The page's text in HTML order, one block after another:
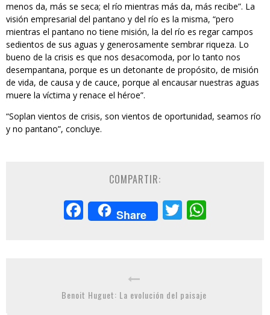
menos da, más se seca; el río mientras más da, más recibe”. La
visión empresarial del pantano y del río es la misma, “pero
mientras el pantano no tiene misión, la del río es regar campos
sedientos de sus aguas y generosamente sembrar riqueza. Lo
bueno de la crisis es que nos desacomoda, por lo tanto nos
desempantana, porque es un detonante de propósito, de misión
de vida, de causa y de cauce, porque al encausar nuestras aguas
muere la víctima y renace el héroe”.
“Soplan vientos de crisis, son vientos de oportunidad, seamos río
y no pantano”, concluye.
COMPARTIR:
Facebook
Share Twitter
Benoit Huguet: La evolución del paisaje